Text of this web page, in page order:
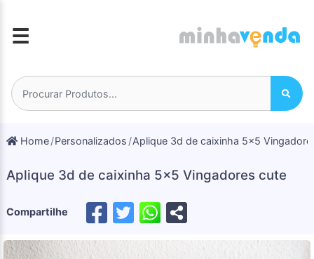
☰
Home Personalizados Aplique 3d de caixinha 5x5
Aplique 3d de caixinha 5x5 Vingadores cute
Compartilhe